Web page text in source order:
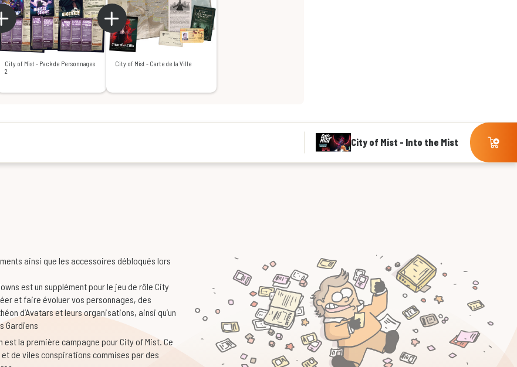
City of Mist - Pack de Personnages
2
City of Mist - Carte de la Ville
City of Mist - Into the Mist
ainsi que les accessoires débloqués lors
est un supplément pour le jeu de rôle City
et faire évoluer vos personnages, des
d’Avatars et leurs organisations, ainsi qu’un
Gardiens
est la première campagne pour City of Mist. Ce
de viles conspirations commises par des